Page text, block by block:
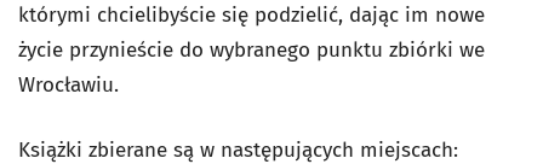
którymi chcielibyście się podzielić, dając im nowe
życie przynieście do wybranego punktu zbiórki we
Wrocławiu.
Książki zbierane są w następujących miejscach: